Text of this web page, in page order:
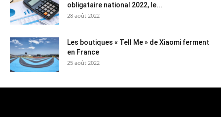
obligataire national 2022, le...
28 août 2022
Les boutiques « Tell Me » de Xiaomi ferment
en France
25 août 2022